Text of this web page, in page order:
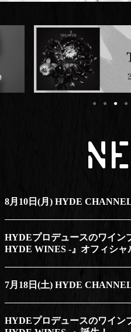
8月10日(月) HYDE
HYDEプロデュースのワイン
HYDE WINES -』オフィシャ
7月18日(土) HYDE
HYDEプロデュースのワイン